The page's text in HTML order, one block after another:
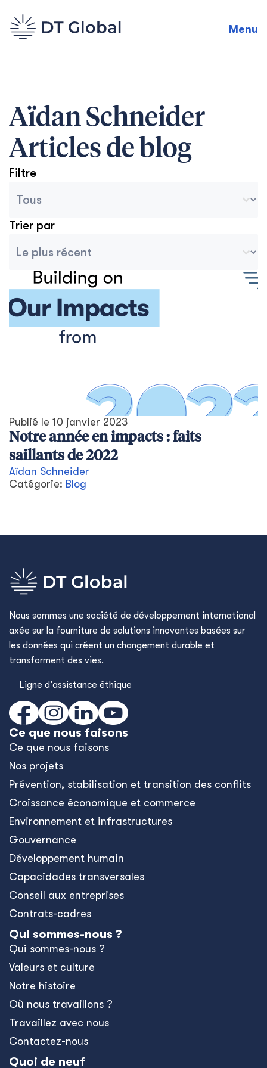
Menu
Aïdan Schneider
Articles de blog
Filtre
Trier par
Publié le 10 janvier 2023
Notre année en impacts : faits
saillants de 2022
Aïdan Schneider
Catégorie: Blog
Nous sommes une société de développement international
axée sur la fourniture de solutions innovantes basées sur
les données qui créent un changement durable et
transforment des vies.
Ligne d’assistance éthique
Ce que nous faisons
Ce que nous faisons
Nos projets
Prévention, stabilisation et transition des conflits
Croissance économique et commerce
Environnement et infrastructures
Gouvernance
Développement humain
Capacidades transversales
Conseil aux entreprises
Contrats-cadres
Qui sommes-nous ?
Qui sommes-nous ?
Valeurs et culture
Notre histoire
Où nous travaillons ?
Travaillez avec nous
Contactez-nous
Quoi de neuf